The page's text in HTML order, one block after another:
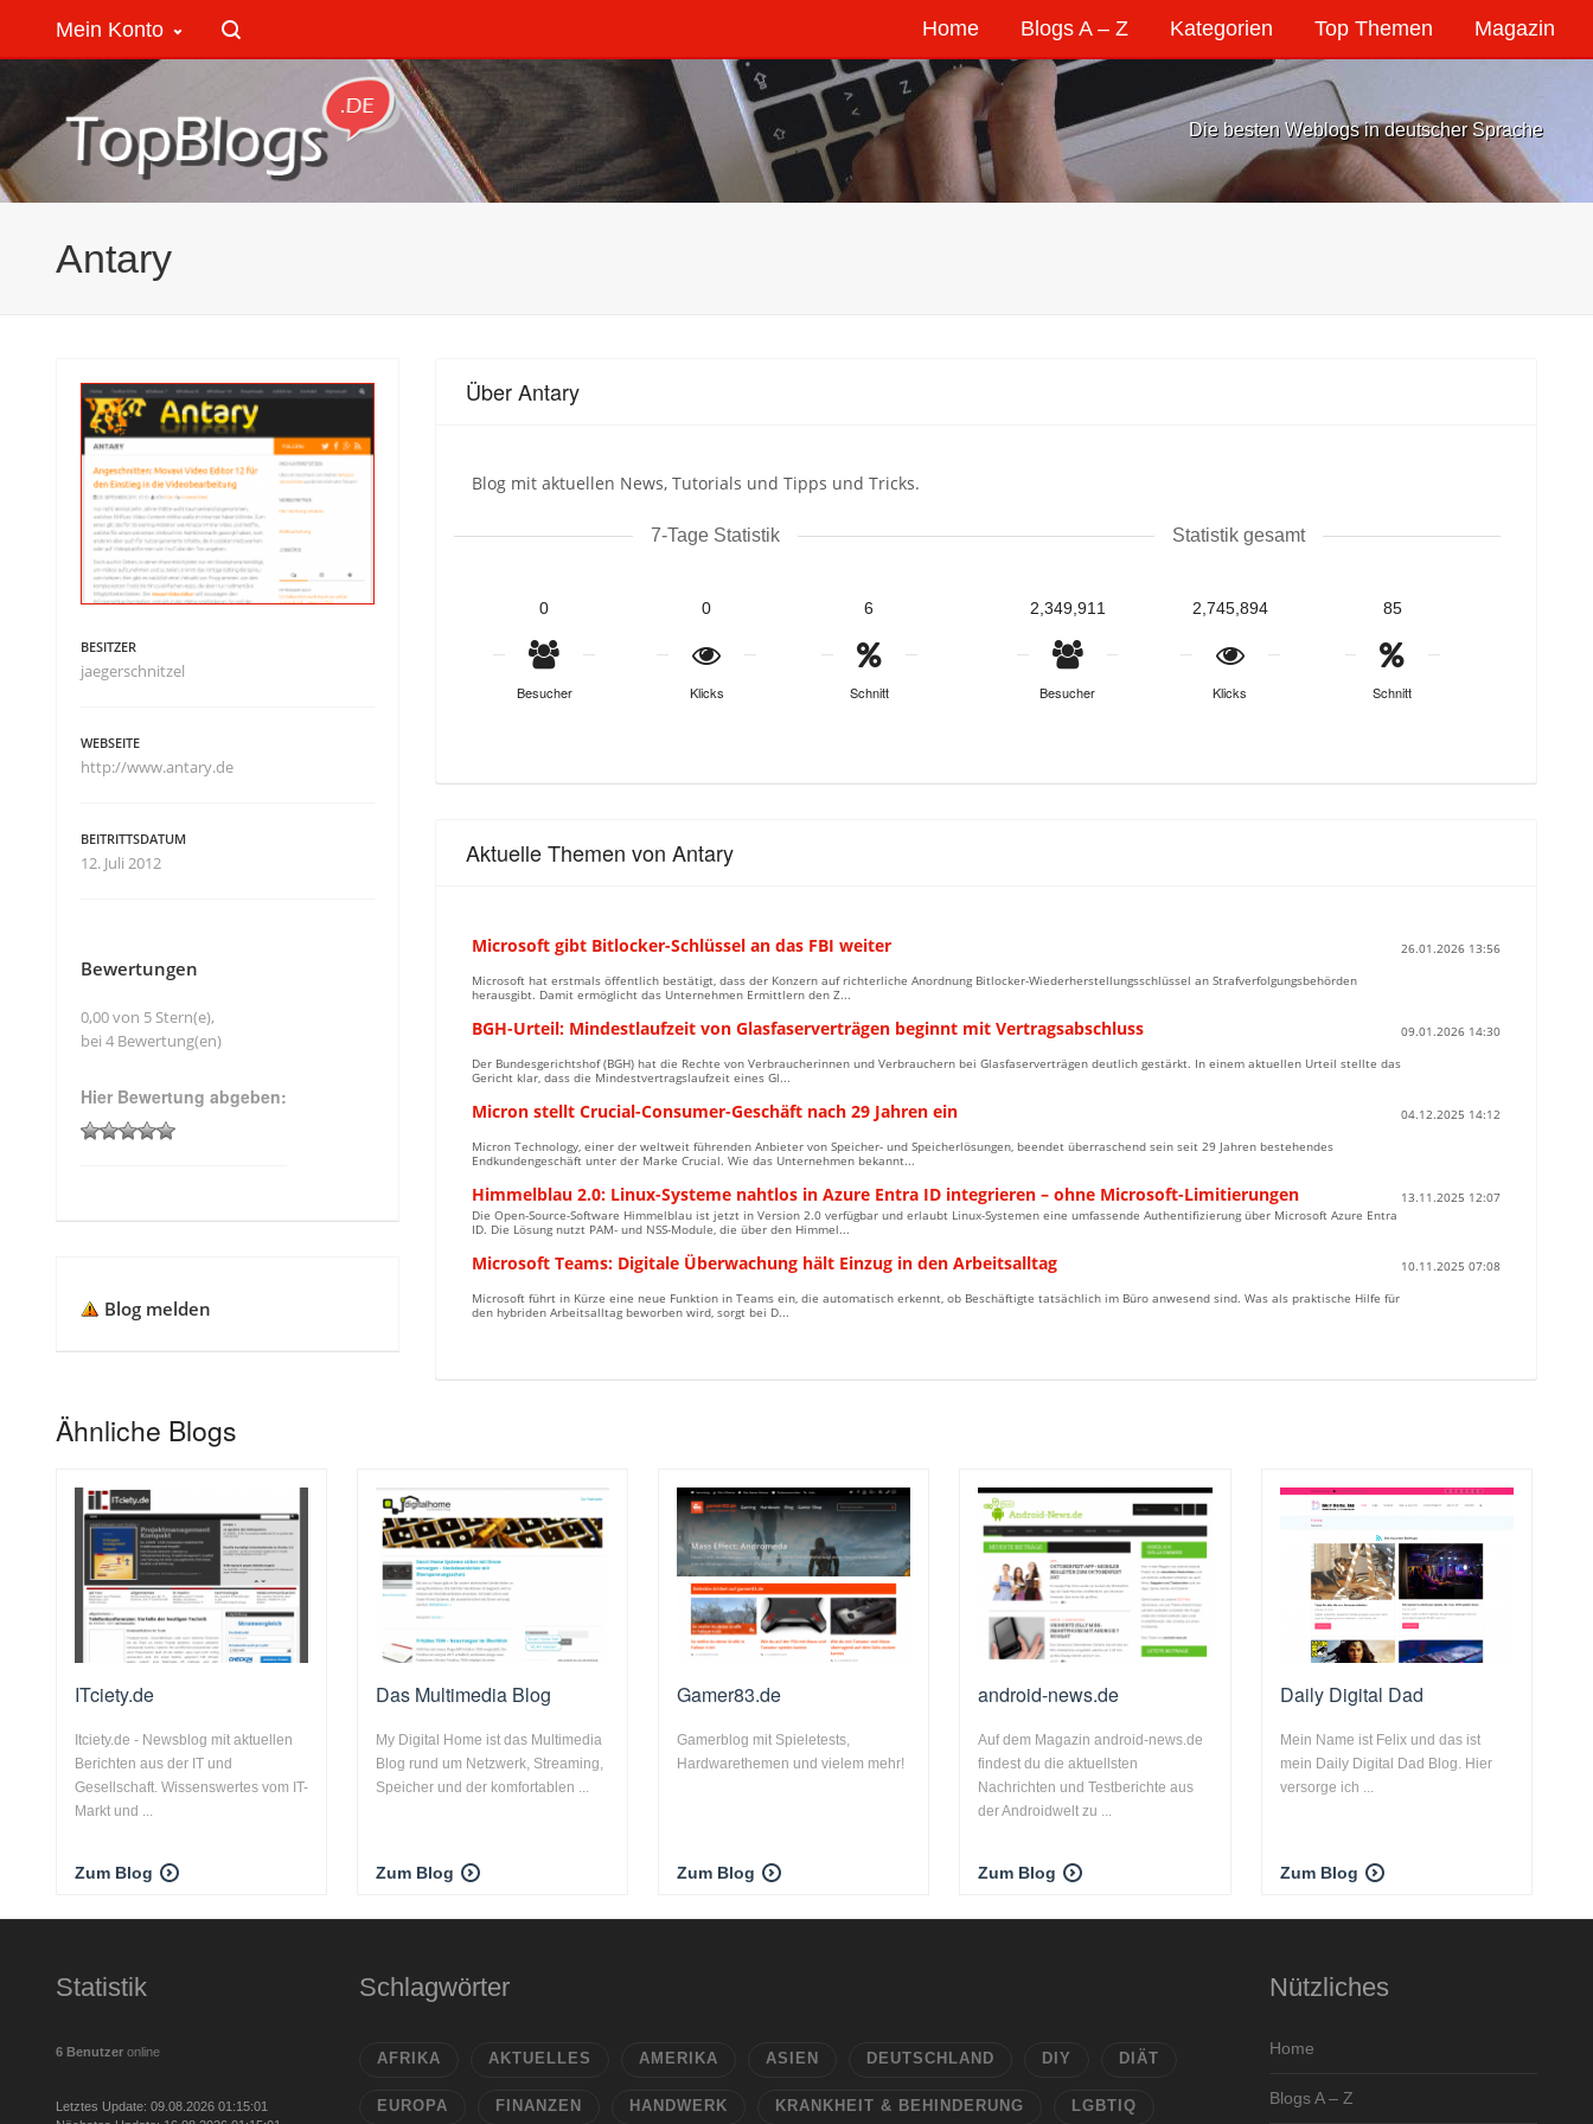
Home Blogs A – Z Kategorien Top Themen Magazin
Mein Konto
Die besten Weblogs in deutscher Sprache
Antary
Über Antary
Blog mit aktuellen News, Tutorials und Tipps und Tricks.
7-Tage Statistik
0
Besucher
0
Klicks
6
Schnitt
Statistik gesamt
2,349,911
Besucher
2,745,894
Klicks
85
Schnitt
Aktuelle Themen von Antary
Microsoft gibt Bitlocker-Schlüssel an das FBI weiter
26.01.2026 13:56
Microsoft hat erstmals öffentlich bestätigt, dass der Konzern auf richterliche Anordnung Bitlocker-Wiederherstellungsschlüssel an Strafverfolgungsbehörden
herausgibt. Damit ermöglicht das Unternehmen Ermittlern den Z...
BGH-Urteil: Mindestlaufzeit von Glasfaserverträgen beginnt mit Vertragsabschluss
09.01.2026 14:30
Der Bundesgerichtshof (BGH) hat die Rechte von Verbraucherinnen und Verbrauchern bei Glasfaserverträgen deutlich gestärkt. In einem aktuellen Urteil stellte das
Gericht klar, dass die Mindestvertragslaufzeit eines Gl...
Micron stellt Crucial-Consumer-Geschäft nach 29 Jahren ein
04.12.2025 14:12
Micron Technology, einer der weltweit führenden Anbieter von Speicher- und Speicherlösungen, beendet überraschend sein seit 29 Jahren bestehendes
Endkundengeschäft unter der Marke Crucial. Wie das Unternehmen bekannt...
Himmelblau 2.0: Linux-Systeme nahtlos in Azure Entra ID integrieren – ohne Microsoft-Limitierungen
13.11.2025 12:07
Die Open-Source-Software Himmelblau ist jetzt in Version 2.0 verfügbar und erlaubt Linux-Systemen eine umfassende Authentifizierung über Microsoft Azure Entra
ID. Die Lösung nutzt PAM- und NSS-Module, die über den Himmel...
Microsoft Teams: Digitale Überwachung hält Einzug in den Arbeitsalltag
10.11.2025 07:08
Microsoft führt in Kürze eine neue Funktion in Teams ein, die automatisch erkennt, ob Beschäftigte tatsächlich im Büro anwesend sind. Was als praktische Hilfe für
den hybriden Arbeitsalltag beworben wird, sorgt bei D...
BESITZER
jaegerschnitzel
WEBSEITE
http://www.antary.de
BEITRITTSDATUM
12. Juli 2012
Bewertungen
0,00 von 5 Stern(e),
bei 4 Bewertung(en)
Hier Bewertung abgeben:
Blog melden
Ähnliche Blogs
ITciety.de
Itciety.de - Newsblog mit aktuellen
Berichten aus der IT und
Gesellschaft. Wissenswertes vom IT-
Markt und ...
Zum Blog
Das Multimedia Blog
My Digital Home ist das Multimedia
Blog rund um Netzwerk, Streaming,
Speicher und der komfortablen ...
Zum Blog
Gamer83.de
Gamerblog mit Spieletests,
Hardwarethemen und vielem mehr!
Zum Blog
android-news.de
Auf dem Magazin android-news.de
findest du die aktuellsten
Nachrichten und Testberichte aus
der Androidwelt zu ...
Zum Blog
Daily Digital Dad
Mein Name ist Felix und das ist
mein Daily Digital Dad Blog. Hier
versorge ich ...
Zum Blog
Statistik
6 Benutzer online
Letztes Update: 09.08.2026 01:15:01
Schlagwörter
AFRIKA AKTUELLES AMERIKA ASIEN DEUTSCHLAND DIY DIÄT
EUROPA FINANZEN HANDWERK KRANKHEIT & BEHINDERUNG LGBTIQ
Nützliches
Home
Blogs A – Z